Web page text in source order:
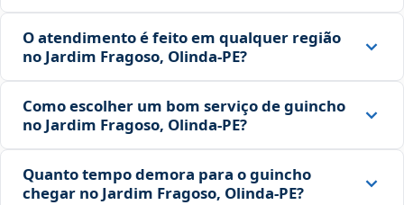
O atendimento é feito em qualquer região
no Jardim Fragoso, Olinda‑PE?
Como escolher um bom serviço de guincho
no Jardim Fragoso, Olinda‑PE?
Quanto tempo demora para o guincho
chegar no Jardim Fragoso, Olinda‑PE?